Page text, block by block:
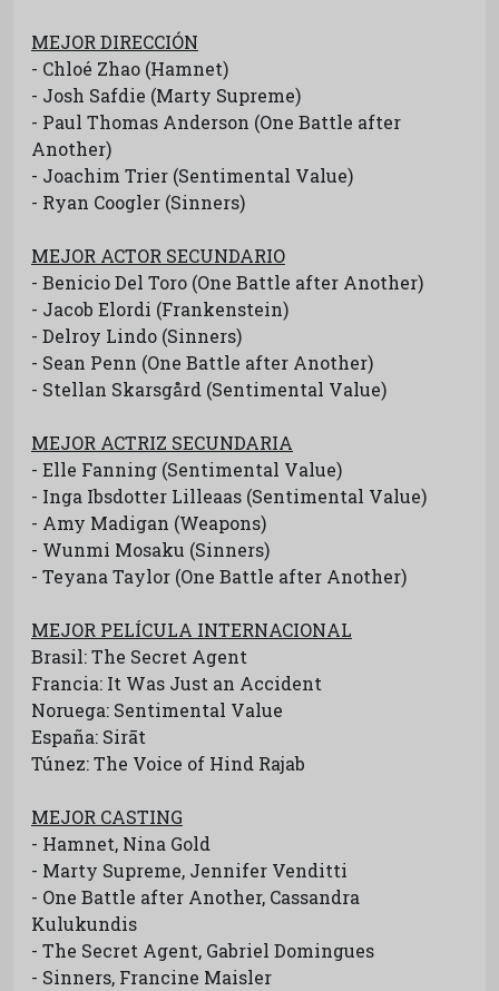
MEJOR DIRECCIÓN
- Chloé Zhao (Hamnet)
- Josh Safdie (Marty Supreme)
- Paul Thomas Anderson (One Battle after
Another)
- Joachim Trier (Sentimental Value)
- Ryan Coogler (Sinners)
MEJOR ACTOR SECUNDARIO
- Benicio Del Toro (One Battle after Another)
- Jacob Elordi (Frankenstein)
- Delroy Lindo (Sinners)
- Sean Penn (One Battle after Another)
- Stellan Skarsgård (Sentimental Value)
MEJOR ACTRIZ SECUNDARIA
- Elle Fanning (Sentimental Value)
- Inga Ibsdotter Lilleaas (Sentimental Value)
- Amy Madigan (Weapons)
- Wunmi Mosaku (Sinners)
- Teyana Taylor (One Battle after Another)
MEJOR PELÍCULA INTERNACIONAL
Brasil: The Secret Agent
Francia: It Was Just an Accident
Noruega: Sentimental Value
España: Sirāt
Túnez: The Voice of Hind Rajab
MEJOR CASTING
- Hamnet, Nina Gold
- Marty Supreme, Jennifer Venditti
- One Battle after Another, Cassandra
Kulukundis
- The Secret Agent, Gabriel Domingues
- Sinners, Francine Maisler